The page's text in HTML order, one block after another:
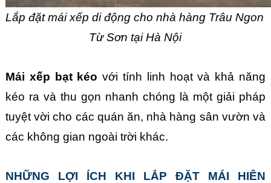
Lắp đặt mái xếp di động cho nhà hàng Trâu Ngon
Từ Sơn tại Hà Nội
Mái xếp bạt kéo với tính linh hoạt và khả năng
kéo ra và thu gọn nhanh chóng là một giải pháp
tuyệt vời cho các quán ăn, nhà hàng sân vườn và
các không gian ngoài trời khác.
NHỮNG LỢI ÍCH KHI LẮP ĐẶT MÁI HIÊN